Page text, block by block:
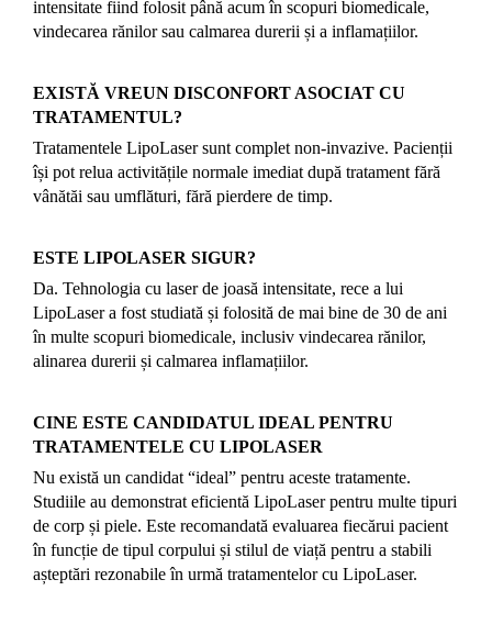
intensitate fiind folosit până acum în scopuri biomedicale,
vindecarea rănilor sau calmarea durerii și a inflamațiilor.
EXISTĂ VREUN DISCONFORT ASOCIAT CU
TRATAMENTUL?
Tratamentele LipoLaser sunt complet non-invazive. Pacienții
își pot relua activitățile normale imediat după tratament fără
vânătăi sau umflături, fără pierdere de timp.
ESTE LIPOLASER SIGUR?
Da. Tehnologia cu laser de joasă intensitate, rece a lui
LipoLaser a fost studiată și folosită de mai bine de 30 de ani
în multe scopuri biomedicale, inclusiv vindecarea rănilor,
alinarea durerii și calmarea inflamațiilor.
CINE ESTE CANDIDATUL IDEAL PENTRU
TRATAMENTELE CU LIPOLASER
Nu există un candidat “ideal” pentru aceste tratamente.
Studiile au demonstrat eficientă LipoLaser pentru multe tipuri
de corp și piele. Este recomandată evaluarea fiecărui pacient
în funcție de tipul corpului și stilul de viață pentru a stabili
așteptări rezonabile în urmă tratamentelor cu LipoLaser.